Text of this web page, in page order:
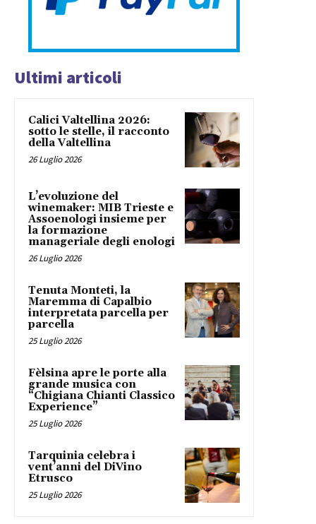
Ultimi articoli
Calici Valtellina 2026:
sotto le stelle, il racconto
della Valtellina
26 Luglio 2026
L’evoluzione del
winemaker: MIB Trieste e
Assoenologi insieme per
la formazione
manageriale degli enologi
26 Luglio 2026
Tenuta Monteti, la
Maremma di Capalbio
interpretata parcella per
parcella
25 Luglio 2026
Fèlsina apre le porte alla
grande musica con
“Chigiana Chianti Classico
Experience”
25 Luglio 2026
Tarquinia celebra i
vent’anni del DiVino
Etrusco
25 Luglio 2026